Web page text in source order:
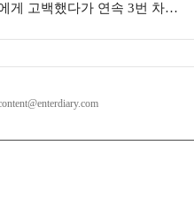
게 고백했다가 연속 3번 차였